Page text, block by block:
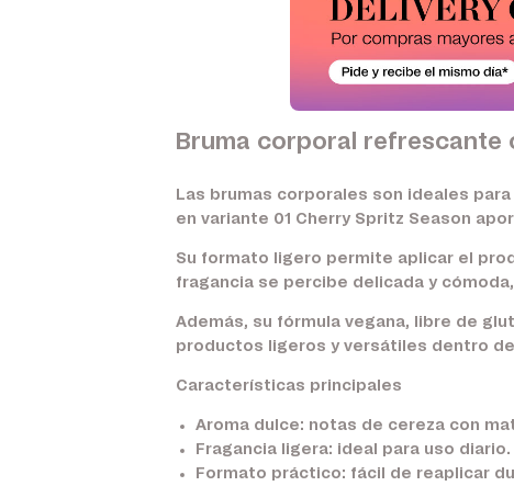
Bruma corporal refrescante
Las brumas corporales son ideales
en variante 01 Cherry Spritz Season
Su formato ligero permite aplicar el
fragancia se percibe delicada y
Además, su fórmula vegana, libre de
productos ligeros y versátiles dentro
Características principales
Aroma dulce: notas de cereza con
Fragancia ligera: ideal para uso diario.
Formato práctico: fácil de reaplicar